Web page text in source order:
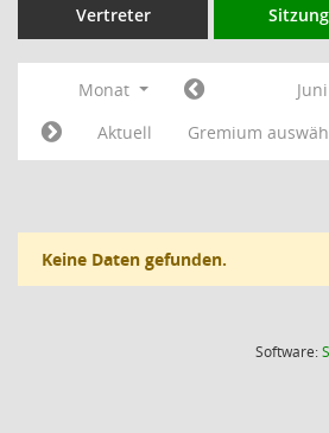
Vertreter
Monat Juni
Aktuell
Gremium
Keine Daten gefunden.
Software: